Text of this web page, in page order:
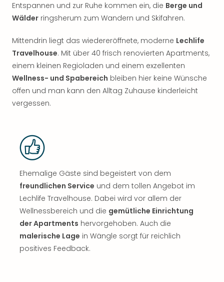
Entspannen und zur Ruhe kommen ein, die Berge und
Wälder ringsherum zum Wandern und Skifahren.
Mittendrin liegt das wiedereröffnete, moderne Lechlife
Travelhouse. Mit über 40 frisch renovierten Apartments,
einem kleinen Regioladen und einem exzellenten
Wellness- und Spabereich bleiben hier keine Wünsche
offen und man kann den Alltag Zuhause kinderleicht
vergessen.
Ehemalige Gäste sind begeistert von dem
freundlichen Service und dem tollen Angebot im
Lechlife Travelhouse. Dabei wird vor allem der
Wellnessbereich und die gemütliche Einrichtung
der Apartments hervorgehoben. Auch die
malerische Lage in Wängle sorgt für reichlich
positives Feedback.